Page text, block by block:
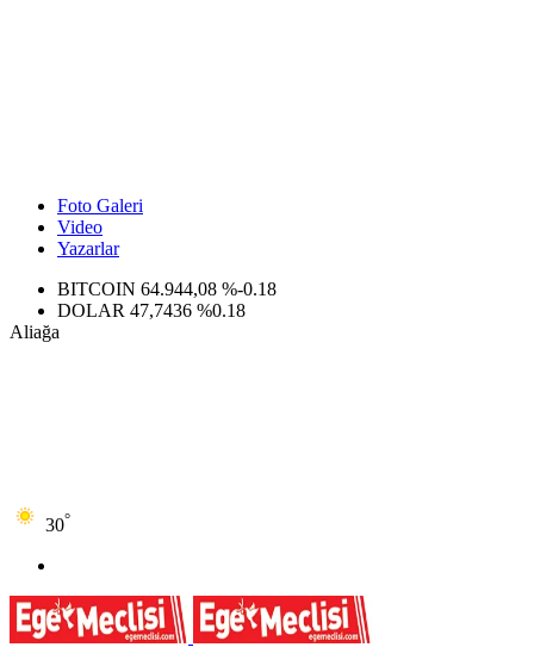
Foto Galeri
Video
Yazarlar
DOLAR47,7436 %0.18
EURO55,2510 %0.32
STERLİN
Aliağa
30°